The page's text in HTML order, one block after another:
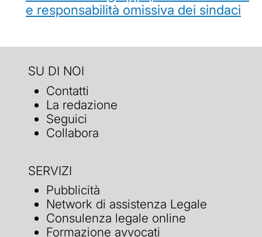
e responsabilità omissiva dei sindaci
SU DI NOI
Contatti
La redazione
Seguici
Collabora
SERVIZI
Pubblicità
Network di assistenza Legale
Consulenza legale online
Formazione avvocati